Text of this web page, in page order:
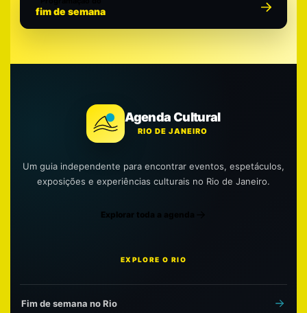
fim de semana
Agenda Cultural
RIO DE JANEIRO
Um guia independente para encontrar eventos, espetáculos,
exposições e experiências culturais no Rio de Janeiro.
Explorar toda a agenda
EXPLORE O RIO
Fim de semana no Rio